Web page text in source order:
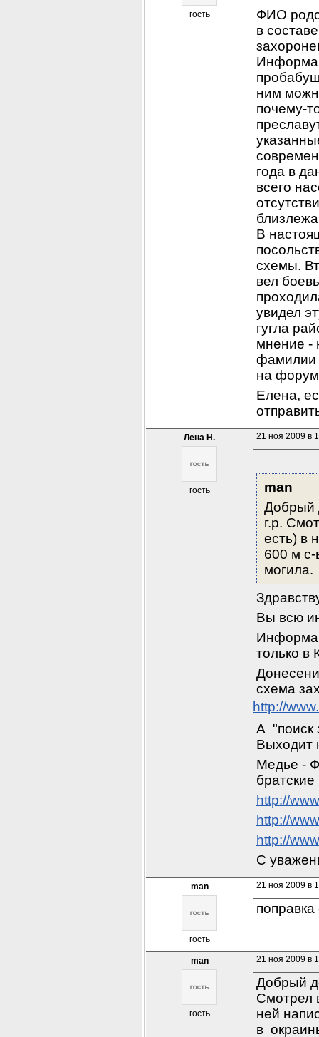
гость
ФИО
в
ним
почему-
года в
всего
В
схемы.
вел
увидел
гугла
мнение -
фамилии
на
Елена,
Лена Н.
гость
21 ноя 2009 в
man
Добрый
г.р.
есть) в
600 м с-
могила.
Вы всю
только в
схема
http://
А
Выходит
Медье -
http://
http://
http://
С
man
гость
21 ноя 2009 в
man
гость
21 ноя 2009 в
Добрый
Смотрел
ней
в